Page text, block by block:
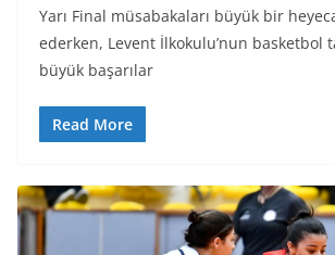
Yarı Final müsabakaları büyük bir
ederken, Levent İlkokulu’nun basketbol
büyük başarılar
Read More